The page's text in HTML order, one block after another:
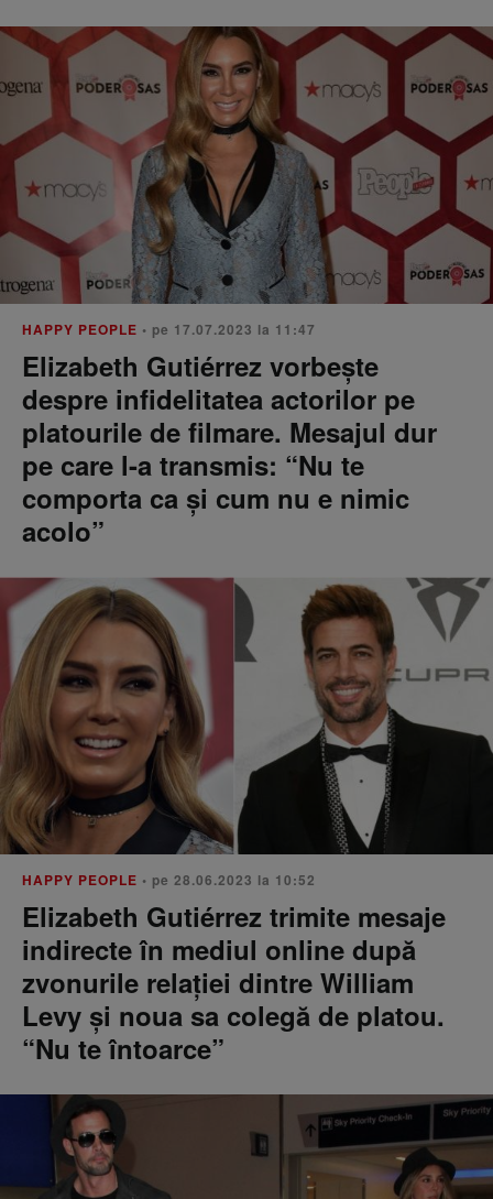
HAPPY PEOPLE • pe 17.07.2023 la 11:47
Elizabeth Gutiérrez vorbește
despre infidelitatea actorilor pe
platourile de filmare. Mesajul dur
pe care l-a transmis: “Nu te
comporta ca și cum nu e nimic
acolo”
HAPPY PEOPLE • pe 28.06.2023 la 10:52
Elizabeth Gutiérrez trimite mesaje
indirecte în mediul online după
zvonurile relației dintre William
Levy și noua sa colegă de platou.
“Nu te întoarce”